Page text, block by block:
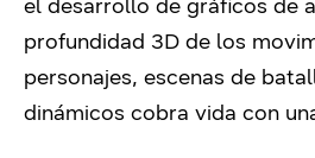
el desarrollo de gráficos de
profundidad 3D de los
personajes, escenas de
dinámicos cobra vida con